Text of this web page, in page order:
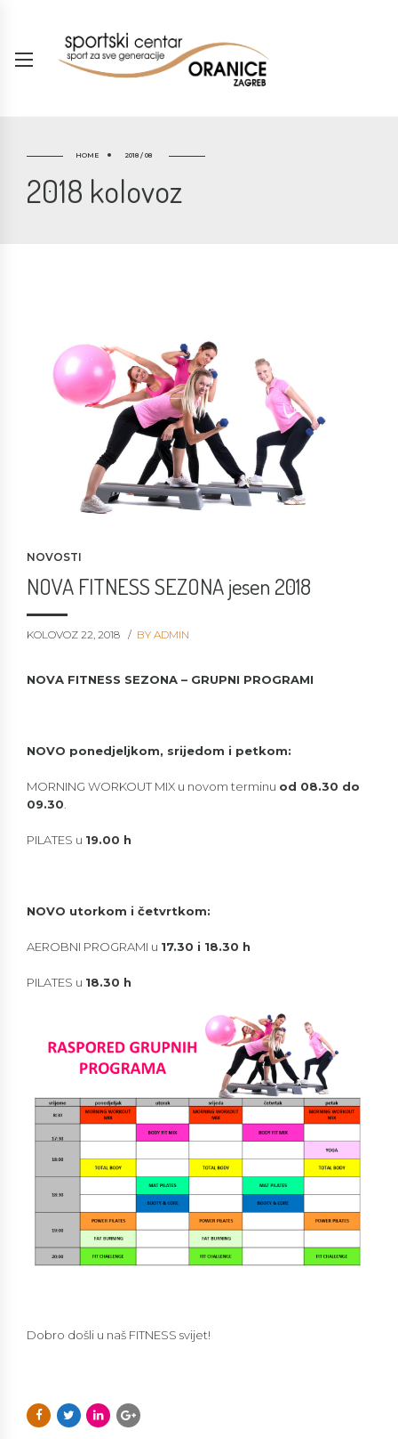
HOME 2018 / 08
2018 kolovoz
NOVOSTI
NOVA FITNESS SEZONA jesen 2018
KOLOVOZ 22, 2018 BY ADMIN
NOVA FITNESS SEZONA – GRUPNI PROGRAMI
NOVO ponedjeljkom, srijedom i petkom:
MORNING WORKOUT MIX u novom terminu od 08.30 do
09.30
PILATES u 19.00 h
NOVO utorkom i četvrtkom:
AEROBNI PROGRAMI u 17.30 i 18.30 h
PILATES u 18.30 h
Dobro došli u naš FITNESS svijet!